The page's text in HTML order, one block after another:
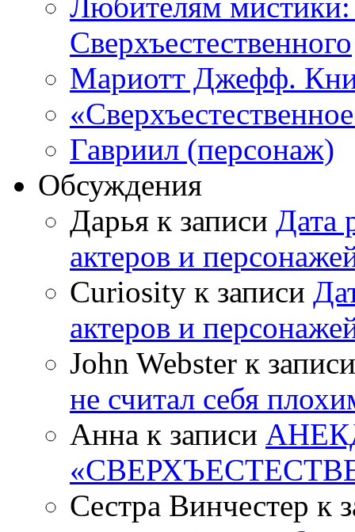
Любителям
Сверхъестественного
Мариотт Джефф.
Гавриил (персонаж)
Обсуждения
Дарья к записи Дата
актеров и
Curiosity к записи
актеров и
John Webster к
не считал себя
Анна к записи
Сестра Винчестер к